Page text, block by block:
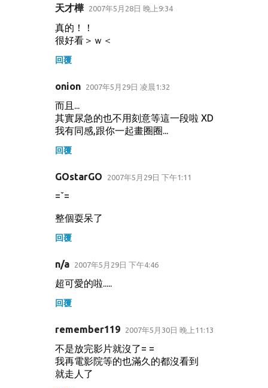
天才樺 2007年5月28日 晚上9:34
真的！！
很好看＞ｗ＜
回覆
onion 2007年5月29日 凌晨1:32
而且...
其實尿急的也不用刻意等這一段啦 XD
我有同感,跟你一起畫圈圈...
回覆
GOstarGO 2007年5月29日 下午1:11
=ˇ=
整個耍呆了
回覆
n/a 2007年5月29日 下午4:46
超可愛的啦.....
回覆
remember119 2007年5月30日 晚上11:13
不是放完影片就沒了= =
我再電影院等的也滿久的都沒看到
就走人了